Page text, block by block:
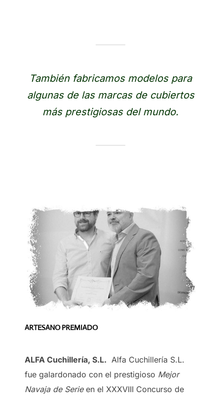
También fabricamos modelos para
algunas de las marcas de cubiertos
más prestigiosas del mundo.
ARTESANO PREMIADO
ALFA Cuchillería, S.L. Alfa Cuchillería S.L.
fue galardonado con el prestigioso Mejor
Navaja de Serieen el XXXVIII Concurso de